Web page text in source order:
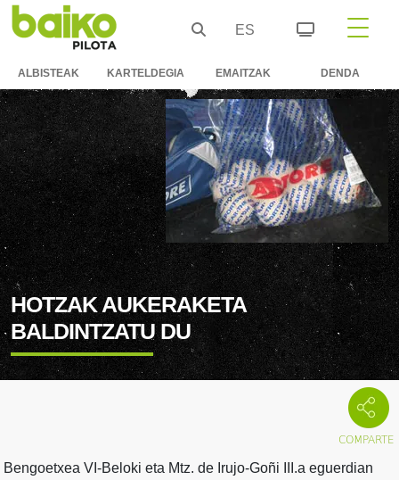
ES
ALBISTEAK KARTELDEGIA EMAITZAK DENDA
HOTZAK AUKERAKETA
BALDINTZATU DU
Bengoetxea VI-Beloki eta Mtz. de Irujo-Goñi III.a eguerdian